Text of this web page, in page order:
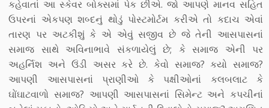
કહેવાતાં આ સ્કેવર બોક્સમાં પેક છીએ. જો આપણે માનવ સહિત
ઉપરનાં એકપણ શબ્દનું થોડું પોસ્ટમોર્ટમ કરીએ તો કદાચ એવાં
તારણ પર અટકીશું કે એ એવું સજીવ છે જે તેની આસપાસનાં
સમાજ સાથે અવિનાભાવે સંકળાયેલું છે; કે સમાજ એની પર
અહર્નિશ અને ઉંડી અસર કરે છે. કેવો સમાજ? કયો સમાજ?
આપણી આસપાસનાં પ્રાણીઓ કે પક્ષીઓનાં કલબલાટ કે
ઘોંઘાટવાળો સમાજ? આપણી આસપાસનાં સિમેન્ટ અને કપચીનાં